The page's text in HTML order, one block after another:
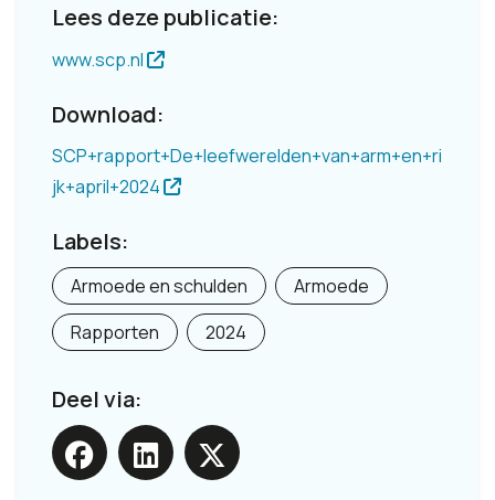
Lees deze publicatie:
www.scp.nl
Download:
SCP+rapport+De+leefwerelden+van+arm+en+ri
jk+april+2024
Labels:
Armoede en schulden
Armoede
Rapporten
2024
Deel via: